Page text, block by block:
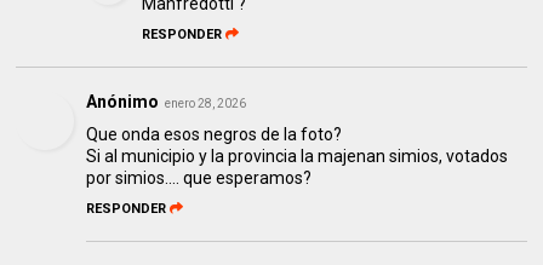
Manfredotti ?
RESPONDER
Anónimo enero 28, 2026
Que onda esos negros de la foto?
Si al municipio y la provincia la majenan simios, votados
por simios.... que esperamos?
RESPONDER